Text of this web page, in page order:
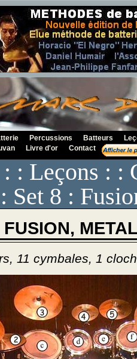
Percussions Batteurs
Livre d'or Contact
: : Leçons : :
Set 8 :
11 cymbales, 1